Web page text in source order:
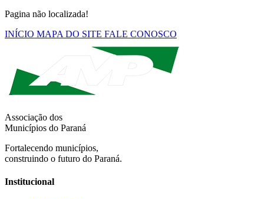
Pagina não localizada!
INÍCIO MAPA DO SITE FALE CONOSCO
Associação dos
Municípios do Paraná
Fortalecendo municípios,
construindo o futuro do Paraná.
Institucional